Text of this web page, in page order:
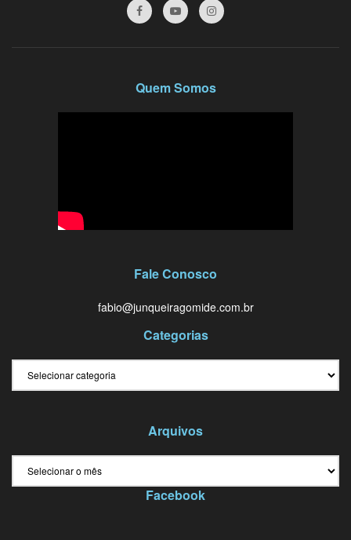
Quem Somos
Fale Conosco
fabio@junqueiragomide.com.br
Categorias
Arquivos
Facebook